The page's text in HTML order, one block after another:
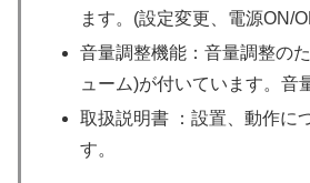
ます。(設定変更、電源ON/
音量調整機能：音量調整の
ューム)が付いています。音
取扱説明書 ：設置、動作に
す。